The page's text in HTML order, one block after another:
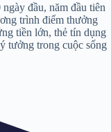
đầu, năm đầu tiên
trình điểm thưởng
tiền lớn, thẻ tín dụng
tưởng trong cuộc sống